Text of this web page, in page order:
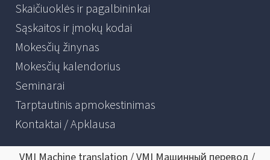
Skaičiuoklės ir pagalbininkai
Sąskaitos ir įmokų kodai
Mokesčių žinynas
Mokesčių kalendorius
Seminarai
Tarptautinis apmokestinimas
Kontaktai / Apklausa